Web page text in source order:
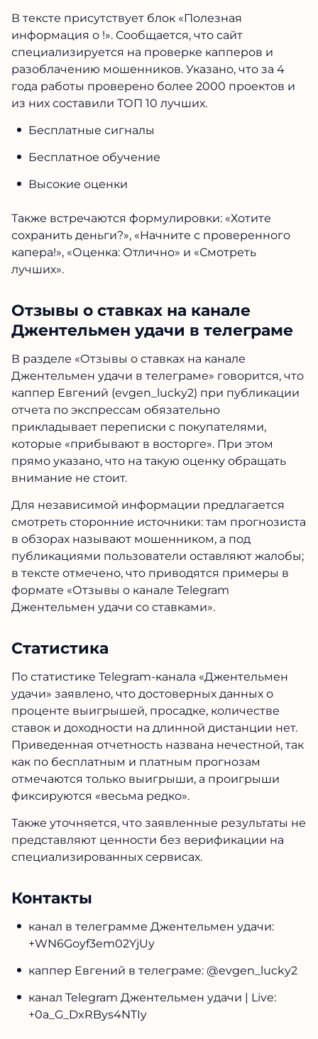
В тексте присутствует блок «Полезная
информация о !». Сообщается, что сайт
специализируется на проверке капперов и
разоблачению мошенников. Указано, что за 4
года работы проверено более 2000 проектов и
из них составили ТОП 10 лучших.
Бесплатные сигналы
Бесплатное обучение
Высокие оценки
Также встречаются формулировки: «Хотите
сохранить деньги?», «Начните с проверенного
капера!», «Оценка: Отлично» и «Смотреть
лучших».
Отзывы о ставках на канале
Джентельмен удачи в телеграме
В разделе «Отзывы о ставках на канале
Джентельмен удачи в телеграме» говорится, что
каппер Евгений (evgen_lucky2) при публикации
отчета по экспрессам обязательно
прикладывает переписки с покупателями,
которые «прибывают в восторге». При этом
прямо указано, что на такую оценку обращать
внимание не стоит.
Для независимой информации предлагается
смотреть сторонние источники: там прогнозиста
в обзорах называют мошенником, а под
публикациями пользователи оставляют жалобы;
в тексте отмечено, что приводятся примеры в
формате «Отзывы о канале Telegram
Джентельмен удачи со ставками».
Статистика
По статистике Telegram-канала «Джентельмен
удачи» заявлено, что достоверных данных о
проценте выигрышей, просадке, количестве
ставок и доходности на длинной дистанции нет.
Приведенная отчетность названа нечестной, так
как по бесплатным и платным прогнозам
отмечаются только выигрыши, а проигрыши
фиксируются «весьма редко».
Также уточняется, что заявленные результаты не
представляют ценности без верификации на
специализированных сервисах.
Контакты
канал в телеграмме Джентельмен удачи:
+WN6Goyf3em02YjUy
каппер Евгений в телеграме: @evgen_lucky2
канал Telegram Джентельмен удачи | Live:
+0a_G_DxRBys4NTIy